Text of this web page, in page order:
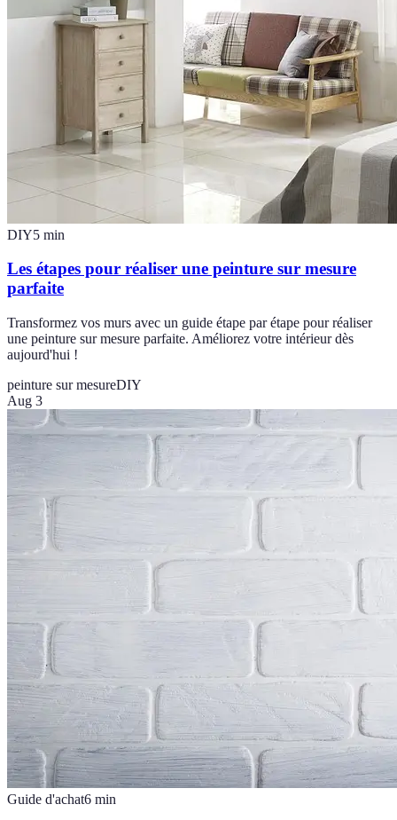
DIY5 min
Les étapes pour réaliser une peinture sur mesure
parfaite
Transformez vos murs avec un guide étape par étape pour réaliser
une peinture sur mesure parfaite. Améliorez votre intérieur dès
aujourd'hui !
peinture sur mesureDIY
Aug 3
Guide d'achat6 min